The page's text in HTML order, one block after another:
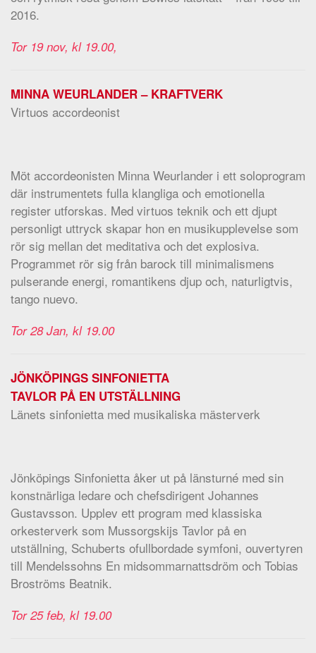
2016.
Tor 19 nov, kl 19.00,
MINNA WEURLANDER – KRAFTVERK
Virtuos accordeonist
Möt accordeonisten Minna Weurlander i ett soloprogram
där instrumentets fulla klangliga och emotionella
register utforskas. Med virtuos teknik och ett djupt
personligt uttryck skapar hon en musikupplevelse som
rör sig mellan det meditativa och det explosiva.
Programmet rör sig från barock till minimalismens
pulserande energi, romantikens djup och, naturligtvis,
tango nuevo.
Tor 28 Jan, kl 19.00
JÖNKÖPINGS SINFONIETTA
TAVLOR PÅ EN UTSTÄLLNING
Länets sinfonietta med musikaliska mästerverk
Jönköpings Sinfonietta åker ut på länsturné med sin
konstnärliga ledare och chefsdirigent Johannes
Gustavsson. Upplev ett program med klassiska
orkesterverk som Mussorgskijs Tavlor på en
utställning, Schuberts ofullbordade symfoni, ouvertyren
till Mendelssohns En midsommarnattsdröm och Tobias
Broströms Beatnik.
Tor 25 feb, kl 19.00